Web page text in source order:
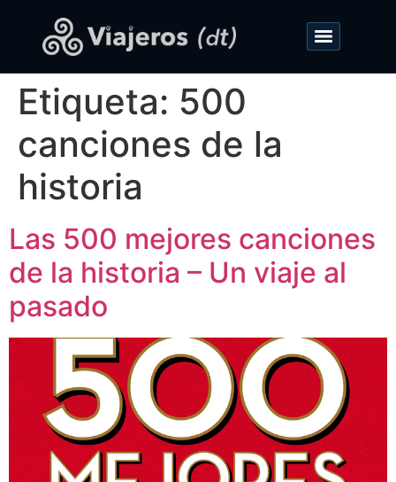
Etiqueta: 500
canciones de la
historia
Las 500 mejores canciones
de la historia – Un viaje al
pasado